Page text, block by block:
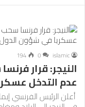
islamic
0
194
النيجر: قرار
عدم التدخل
أعلن الرئيس الفرنسي